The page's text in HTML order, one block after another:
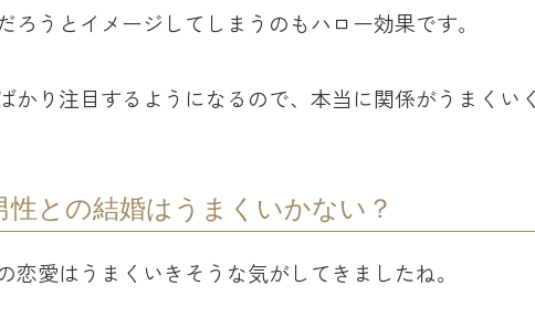
ろうとイメージしてしまうのもハロー効果です。
かり注目するようになるので、本当に関係がうまくい
との結婚はうまくいかない？
恋愛はうまくいきそうな気がしてきましたね。